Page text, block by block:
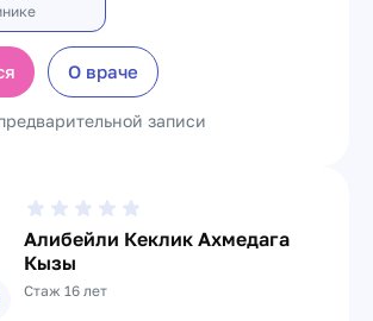
О враче
записи
Алибейли Кеклик Ахмедага
Кызы
Стаж 16 лет